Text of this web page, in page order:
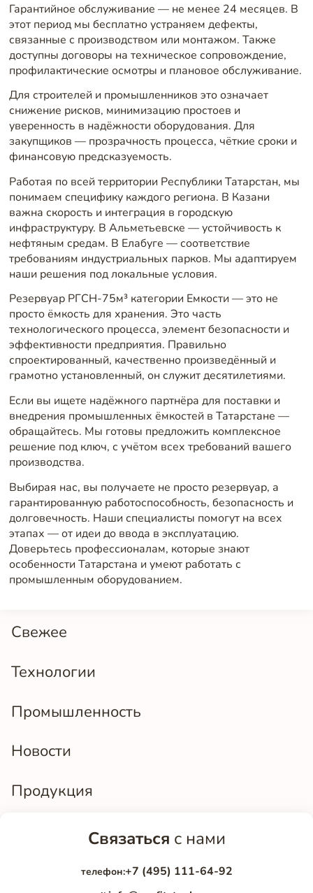
Свежее
Технологии
Промышленность
Новости
Продукция
Гарантийное обслуживание — не менее 24 месяцев. В
этот период мы бесплатно устраняем дефекты,
связанные с производством или монтажом. Также
доступны договоры на техническое сопровождение,
профилактические осмотры и плановое обслуживание.
Для строителей и промышленников это означает
снижение рисков, минимизацию простоев и
уверенность в надёжности оборудования. Для
закупщиков — прозрачность процесса, чёткие сроки и
финансовую предсказуемость.
Работая по всей территории Республики Татарстан, мы
понимаем специфику каждого региона. В Казани
важна скорость и интеграция в городскую
инфраструктуру. В Альметьевске — устойчивость к
нефтяным средам. В Елабуге — соответствие
требованиям индустриальных парков. Мы адаптируем
наши решения под локальные условия.
Резервуар РГСН-75м³ категории Емкости — это не
просто ёмкость для хранения. Это часть
технологического процесса, элемент безопасности и
эффективности предприятия. Правильно
спроектированный, качественно произведённый и
грамотно установленный, он служит десятилетиями.
Если вы ищете надёжного партнёра для поставки и
внедрения промышленных ёмкостей в Татарстане —
обращайтесь. Мы готовы предложить комплексное
решение под ключ, с учётом всех требований вашего
производства.
Выбирая нас, вы получаете не просто резервуар, а
гарантированную работоспособность, безопасность и
долговечность. Наши специалисты помогут на всех
этапах — от идеи до ввода в эксплуатацию.
Доверьтесь профессионалам, которые знают
особенности Татарстана и умеют работать с
промышленным оборудованием.
Связаться с нами
телефон:+7 (495) 111-64-92